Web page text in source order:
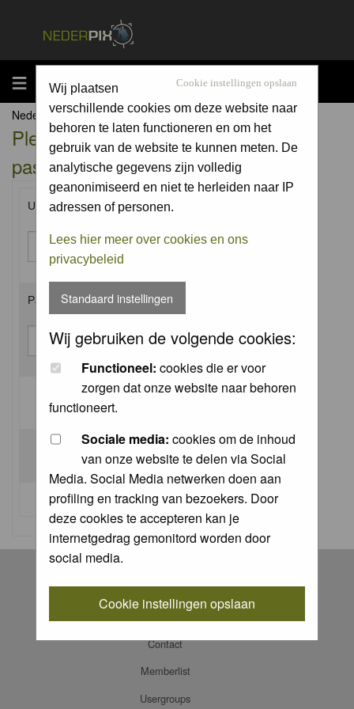
MENU Cookie instellingen opslaan
Wij plaatsen
verschillende cookies om deze website naar
behoren te laten functioneren en om het
gebruik van de website te kunnen meten. De
analytische gegevens zijn volledig
geanonimiseerd en niet te herleiden naar IP
adressen of personen.
Lees hier meer over cookies en ons
privacybeleid
Standaard instellingen
Wij gebruiken de volgende cookies:
Functioneel: cookies die er voor
zorgen dat onze website naar behoren
functioneert.
Sociale media: cookies om de inhoud
van onze website te delen via Social
Media. Social Media netwerken doen aan
profiling en tracking van bezoekers. Door
deze cookies te accepteren kan je
internetgedrag gemonitord worden door
social media.
Cookie instellingen opslaan
Nederpix.nl Forum Index
Please enter your username and
password to log in.
Username:
Password:
Log me on automatically each visit:
I forgot my password
Log in
Contact
Memberlist
Usergroups